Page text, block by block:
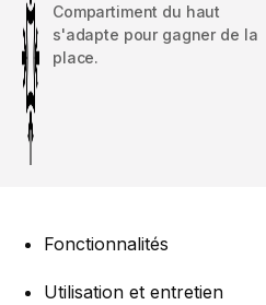
Compartiment du haut
s'adapte pour gagner de la
place.
Fonctionnalités
Utilisation et entretien